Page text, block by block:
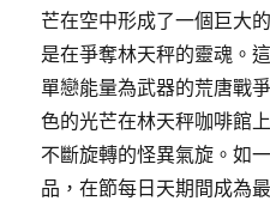
芒在空中形成了一個巨大
是在爭奪林天秤的靈魂。
單戀能量為武器的荒唐戰
色的光芒在林天秤咖啡館
不斷旋轉的怪異氣旋。如
品，在節每日天期間成為